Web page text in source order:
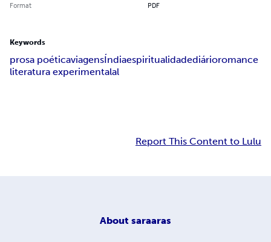
Format PDF
Keywords
prosa poéticaviagensÍndiaespiritualidadediárioromance
literatura experimentalal
Report This Content to Lulu
About saraaras